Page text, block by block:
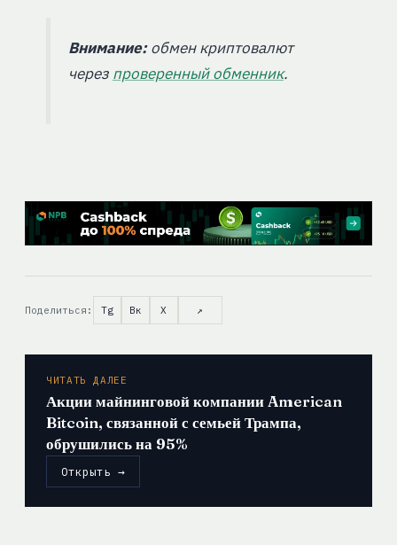
Внимание:обмен криптовалют
через проверенный обменник.
Поделиться: Tg Вк X ↗
ЧИТАТЬ ДАЛЕЕ
Акции майнинговой компании American
Bitcoin, связанной с семьей Трампа,
обрушились на 95%
Открыть →